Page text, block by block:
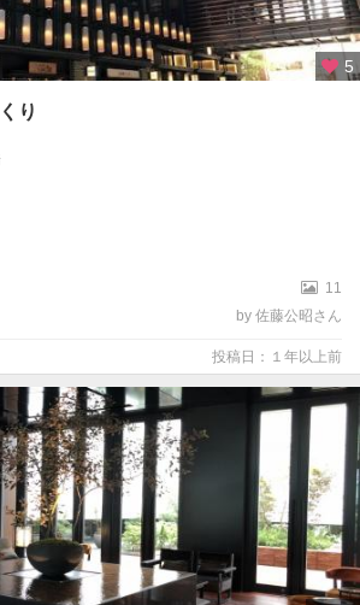
5
り
11
by 佐藤公昭さん
投稿日：１年以上前